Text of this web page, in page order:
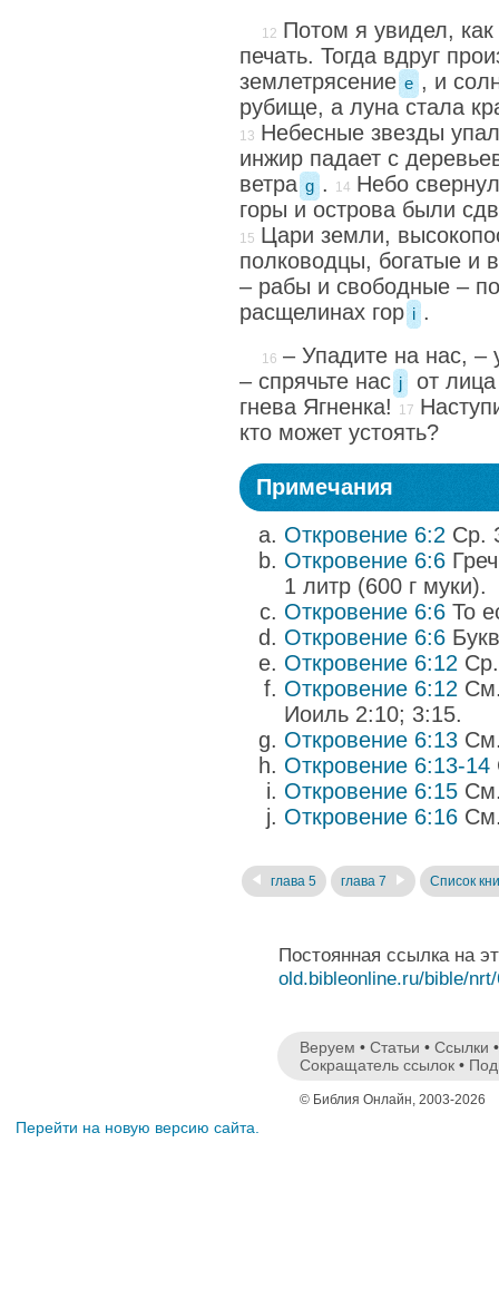
Потом я увидел,
печать. Тогда вдруг
землетрясение e , и
рубище, а луна стала
Небесные звезды
инжир падает с
ветра g .
Небо
горы и острова были
Цари земли,
полководцы, богатые и
– рабы и свободные –
расщелинах гор i .
– Упадите на нас, –
– спрячьте нас j
от
гнева Ягненка!
кто может устоять?
Примечания
Откровение 6:2 Ср.
Откровение 6:6
1 литр (600 г муки).
Откровение 6:6 То
Откровение 6:6
Откровение 6:12
Откровение 6:12
Иоиль 2:10; 3:15.
Откровение 6:13
Откровение 6:13-14
Откровение 6:15
Откровение 6:16
глава 5 глава 7 Список
Постоянная ссылка на
old.bibleonline.ru/bible/
Веруем • Статьи • Ссылки
Сокращатель ссылок •
© Библия Онлайн, 2003-2026
Перейти на новую версию сайта.